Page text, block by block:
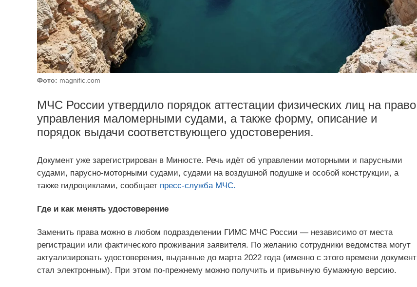
Фото: magnific.com
МЧС России утвердило порядок аттестации физических лиц на право
управления маломерными судами, а также форму, описание и
порядок выдачи соответствующего удостоверения.
Документ уже зарегистрирован в Минюсте. Речь идёт об управлении моторными и парусными
судами, парусно-моторными судами, судами на воздушной подушке и особой конструкции, а
также гидроциклами, сообщает пресс-служба МЧС.
Где и как менять удостоверение
Заменить права можно в любом подразделении ГИМС МЧС России — независимо от места
регистрации или фактического проживания заявителя. По желанию сотрудники ведомства могут
актуализировать удостоверения, выданные до марта 2022 года (именно с этого времени документ
стал электронным). При этом по-прежнему можно получить и привычную бумажную версию.